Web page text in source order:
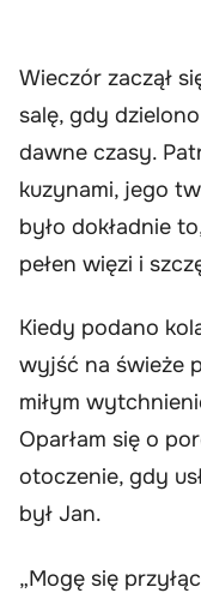
Wieczór zaczął
salę, gdy
dawne czasy.
kuzynami, jego
było dokładnie
pełen więzi i
Kiedy podano
wyjść na świeże
miłym
Oparłam się o
otoczenie, gdy
był Jan.
„Mogę się